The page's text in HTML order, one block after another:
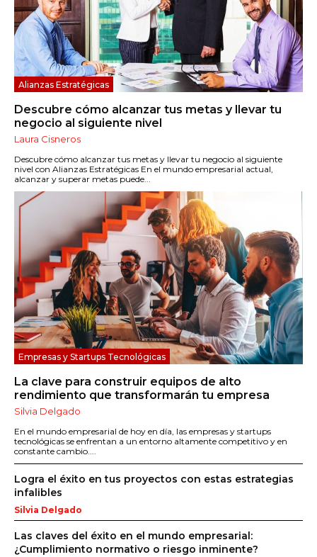
Alianzas Estratégicas
Descubre cómo alcanzar tus metas y llevar tu
negocio al siguiente nivel
Laura Cisneros
Descubre cómo alcanzar tus metas y llevar tu negocio al siguiente
nivel con Alianzas Estratégicas En el mundo empresarial actual,
alcanzar y superar metas puede...
Empresas y Startups Tecnológicas
La clave para construir equipos de alto
rendimiento que transformarán tu empresa
Silvia Delgado
En el mundo empresarial de hoy en día, las empresas y startups
tecnológicas se enfrentan a un entorno altamente competitivo y en
constante cambio....
Logra el éxito en tus proyectos con estas estrategias
infalibles
Silvia Delgado
Las claves del éxito en el mundo empresarial:
¿Cumplimiento normativo o riesgo inminente?